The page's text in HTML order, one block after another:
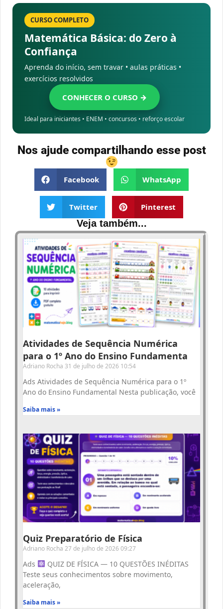
CURSO COMPLETO
Matemática Básica: do Zero à
Confiança
Aprenda do início, sem travar • aulas práticas •
exercícios resolvidos
CONHECER O CURSO →
Ideal para iniciantes • ENEM • concursos • reforço escolar
Nos ajude compartilhando esse post
Facebook WhatsApp
Twitter Pinterest
Veja também...
Atividades de Sequência Numérica
para o 1º Ano do Ensino Fundamenta
Adriano Rocha 31 de julho de 2026 10:54
Ads Atividades de Sequência Numérica para o 1º
Ano do Ensino Fundamental Nesta publicação, você
Saiba mais »
Quiz Preparatório de Física
Adriano Rocha 27 de julho de 2026 09:27
Ads
QUIZ DE FÍSICA — 10 QUESTÕES INÉDITAS
Teste seus conhecimentos sobre movimento,
aceleração,
Saiba mais »